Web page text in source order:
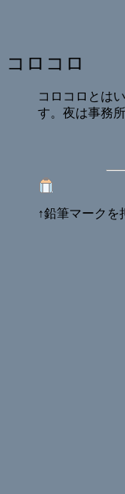
コロコロ
コロコロとは
す。夜は事務
↑鉛筆マーク